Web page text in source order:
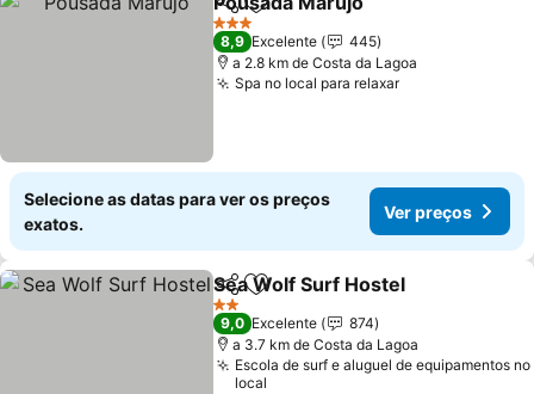
PartilharAdicionar aos favoritos
3 Estrelas
8,9 Excelente
445
a 2.8 km de Costa da Lagoa
Spa no local para relaxar
Selecione as datas para ver os preços
exatos.
Ver preços
PartilharAdicionar aos favoritos
Sea Wolf Surf Hostel
2 Estrelas
9,0 Excelente
874
a 3.7 km de Costa da Lagoa
Escola de surf e aluguel de equipamentos no
local